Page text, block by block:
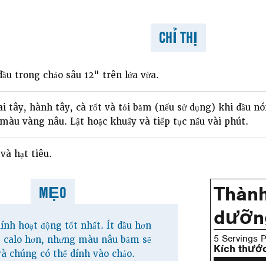
CHỈ THỊ
trong chảo sâu 12" trên lửa vừa.
tây, hành tây, cà rốt và tỏi băm (nếu sử dụng) khi dầu
vàng nâu. Lật hoặc khuấy và tiếp tục nấu vài phút.
hạt tiêu.
MẸO
hoạt động tốt nhất. Ít dầu hơn
hơn, nhưng màu nâu băm sẽ
chúng có thể dính vào chảo.
5 Servings
Kích